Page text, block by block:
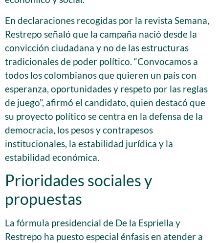
En declaraciones recogidas por la revista Semana,
Restrepo señaló que la campaña nació desde la
convicción ciudadana y no de las estructuras
tradicionales de poder político. “Convocamos a
todos los colombianos que quieren un país con
esperanza, oportunidades y respeto por las reglas
de juego”, afirmó el candidato, quien destacó que
su proyecto político se centra en la defensa de la
democracia, los pesos y contrapesos
institucionales, la estabilidad jurídica y la
estabilidad económica.
Prioridades sociales y
propuestas
La fórmula presidencial de De la Espriella y
Restrepo ha puesto especial énfasis en atender a